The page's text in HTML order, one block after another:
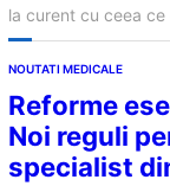
la curent cu ceea
NOUTATI MEDICALE
Reforme
Noi reguli
specialist